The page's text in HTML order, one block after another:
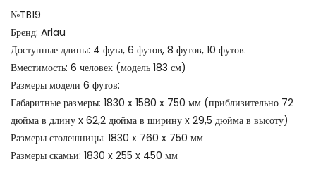
№TB19
Бренд: Arlau
Доступные длины: 4 фута, 6 футов, 8 футов, 10 футов.
Вместимость: 6 человек (модель 183 см)
Размеры модели 6 футов:
Габаритные размеры: 1830 x 1580 x 750 мм (приблизительно 72
дюйма в длину x 62,2 дюйма в ширину x 29,5 дюйма в высоту)
Размеры столешницы: 1830 x 760 x 750 мм
Размеры скамьи: 1830 x 255 x 450 мм